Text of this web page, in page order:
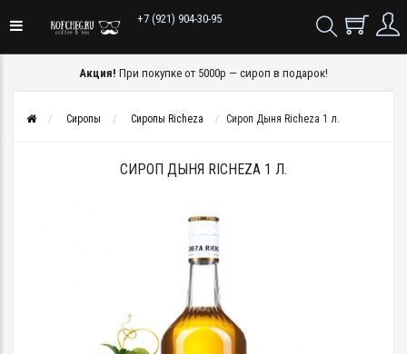
+7 (921) 904-30-95
Акция! При покупке от 5000р — сироп в подарок!
Сиропы Сиропы Richeza Сироп Дыня Richeza 1 л.
СИРОП ДЫНЯ RICHEZA 1 Л.